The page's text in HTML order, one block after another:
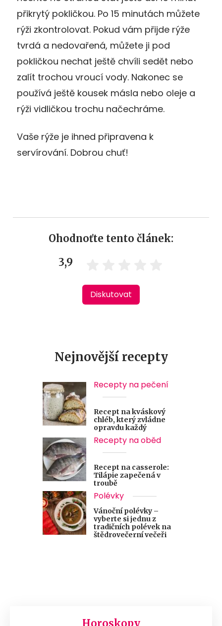
přikrytý pokličkou. Po 15 minutách můžete
rýži zkontrolovat. Pokud vám přijde rýže
tvrdá a nedovařená, můžete ji pod
pokličkou nechat ještě chvíli sedět nebo
zalít trochou vroucí vody. Nakonec se
používá ještě kousek másla nebo oleje a
rýži vidličkou trochu načechráme.
Vaše rýže je ihned připravena k
servírování. Dobrou chuť!
Ohodnoťte tento článek:
3,9
Diskutovat
Nejnovější recepty
Recepty na pečení
Recept na kváskový
chléb, který zvládne
opravdu každý
Recepty na oběd
Recept na casserole:
Tilápie zapečená v
troubě
Polévky
Vánoční polévky –
vyberte si jednu z
tradičních polévek na
štědrovečerní večeři
Horoskopy